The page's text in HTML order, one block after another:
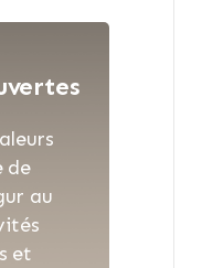
de
au
et